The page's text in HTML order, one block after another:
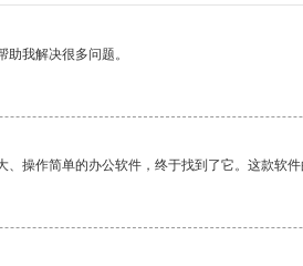
我解决很多问题。
、操作简单的办公软件，终于找到了它。这款软